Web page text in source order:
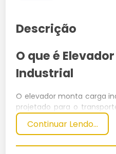
Descrição
O que é
Industrial
O elevador monta carga
projetado para o
ambientes industriais.
armazéns e locais que
Continuar Lendo...